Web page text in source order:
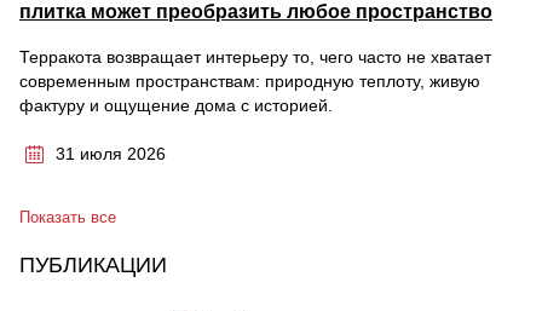
плитка может преобразить любое пространство
Терракота возвращает интерьеру то, чего часто не хватает
современным пространствам: природную теплоту, живую
фактуру и ощущение дома с историей.
31 июля 2026
Показать все
ПУБЛИКАЦИИ